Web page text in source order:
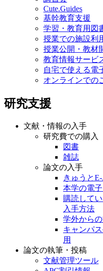
Cute.Guides
基幹教育支援
学習・教育用図
授業での施設利
授業公開・教材
教育情報サービ
自宅で使える電
オンラインでの
研究支援
文献・情報の入手
研究費での購入
図書
雑誌
論文の入手
きゅうとE-
本学の電
購読して
入手方法
学外から
キャンパ
用
論文の執筆・投稿
文献管理ツール